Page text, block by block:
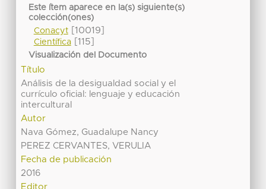
Este ítem aparece en la(s) siguiente(s)
colección(ones)
Conacyt[10019]
Científica[115]
Visualización del Documento
Título
Análisis de la desigualdad social y el
currículo oficial: lenguaje y educación
intercultural
Autor
Nava Gómez, Guadalupe Nancy
PEREZ CERVANTES, VERULIA
Fecha de publicación
2016
Editor